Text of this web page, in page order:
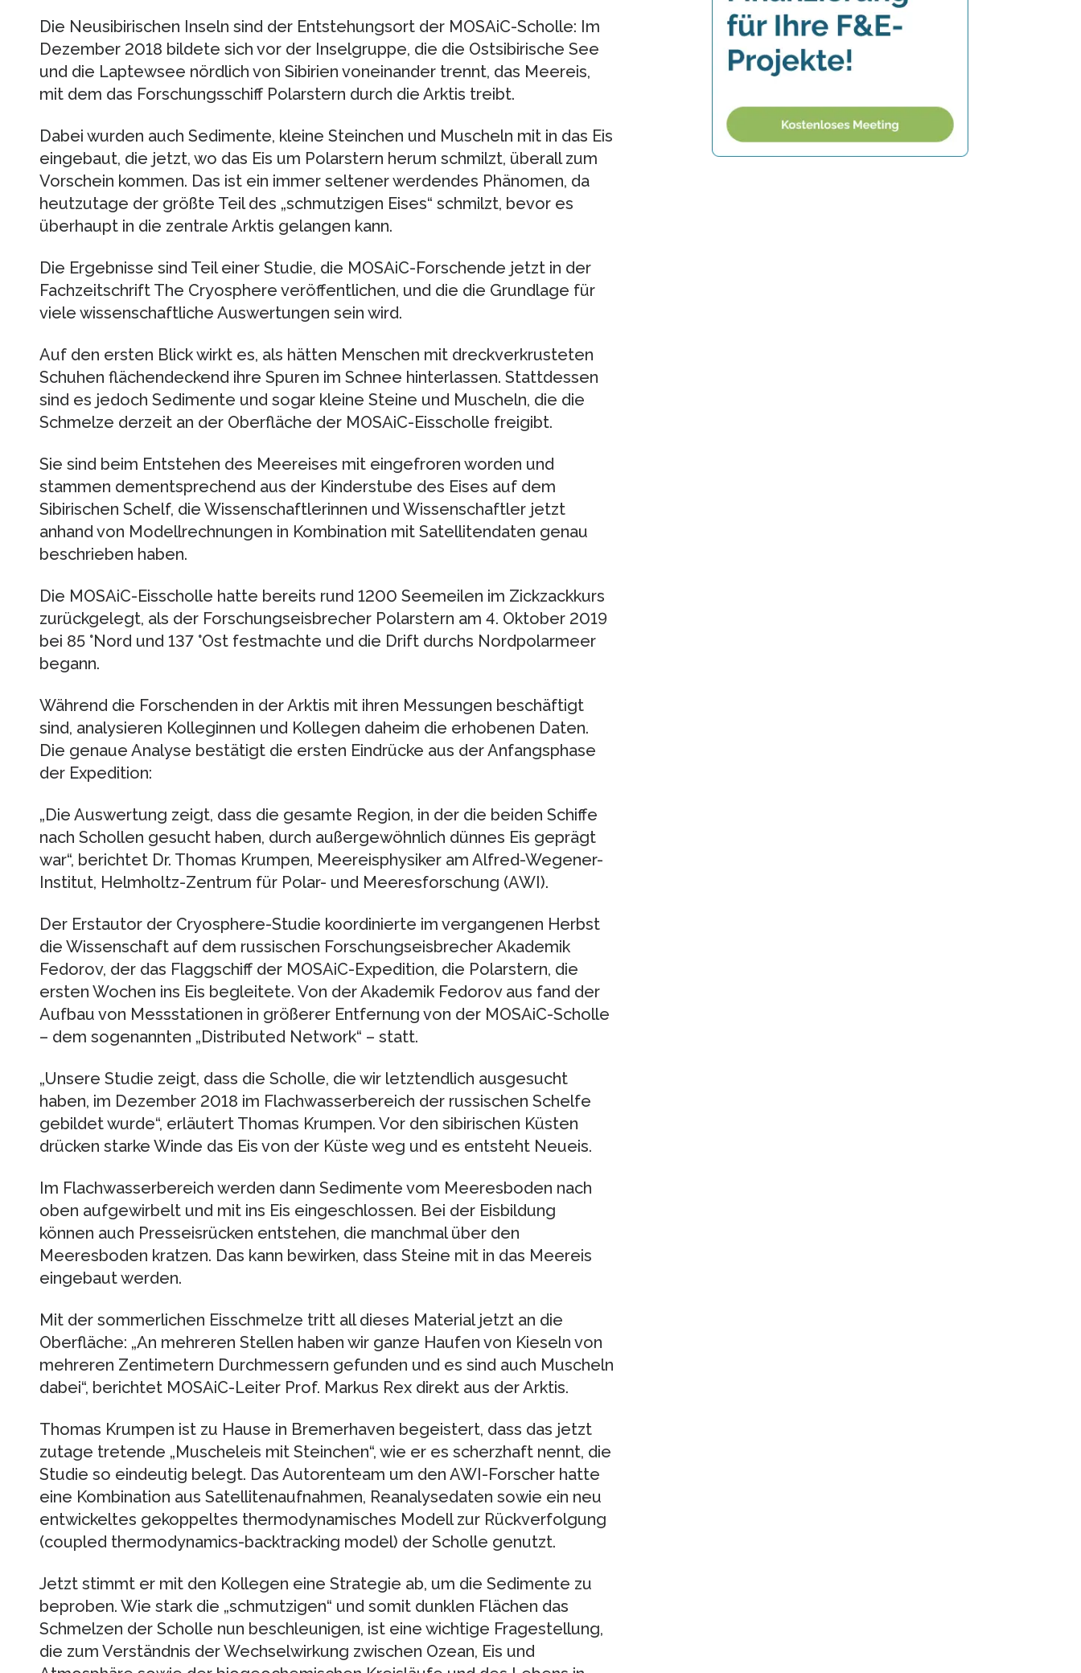
Die Neusibirischen Inseln sind der Entstehungsort der MOSAiC-Scholle: Im
Dezember 2018 bildete sich vor der Inselgruppe, die die Ostsibirische See
und die Laptewsee nördlich von Sibirien voneinander trennt, das Meereis,
mit dem das Forschungsschiff Polarstern durch die Arktis treibt.
Dabei wurden auch Sedimente, kleine Steinchen und Muscheln mit in das Eis
eingebaut, die jetzt, wo das Eis um Polarstern herum schmilzt, überall zum
Vorschein kommen. Das ist ein immer seltener werdendes Phänomen, da
heutzutage der größte Teil des „schmutzigen Eises“ schmilzt, bevor es
überhaupt in die zentrale Arktis gelangen kann.
Die Ergebnisse sind Teil einer Studie, die MOSAiC-Forschende jetzt in der
Fachzeitschrift The Cryosphere veröffentlichen, und die die Grundlage für
viele wissenschaftliche Auswertungen sein wird.
Auf den ersten Blick wirkt es, als hätten Menschen mit dreckverkrusteten
Schuhen flächendeckend ihre Spuren im Schnee hinterlassen. Stattdessen
sind es jedoch Sedimente und sogar kleine Steine und Muscheln, die die
Schmelze derzeit an der Oberfläche der MOSAiC-Eisscholle freigibt.
Sie sind beim Entstehen des Meereises mit eingefroren worden und
stammen dementsprechend aus der Kinderstube des Eises auf dem
Sibirischen Schelf, die Wissenschaftlerinnen und Wissenschaftler jetzt
anhand von Modellrechnungen in Kombination mit Satellitendaten genau
beschrieben haben.
Die MOSAiC-Eisscholle hatte bereits rund 1200 Seemeilen im Zickzackkurs
zurückgelegt, als der Forschungseisbrecher Polarstern am 4. Oktober 2019
bei 85 °Nord und 137 °Ost festmachte und die Drift durchs Nordpolarmeer
begann.
Während die Forschenden in der Arktis mit ihren Messungen beschäftigt
sind, analysieren Kolleginnen und Kollegen daheim die erhobenen Daten.
Die genaue Analyse bestätigt die ersten Eindrücke aus der Anfangsphase
der Expedition:
„Die Auswertung zeigt, dass die gesamte Region, in der die beiden Schiffe
nach Schollen gesucht haben, durch außergewöhnlich dünnes Eis geprägt
war“, berichtet Dr. Thomas Krumpen, Meereisphysiker am Alfred-Wegener-
Institut, Helmholtz-Zentrum für Polar- und Meeresforschung (AWI).
Der Erstautor der Cryosphere-Studie koordinierte im vergangenen Herbst
die Wissenschaft auf dem russischen Forschungseisbrecher Akademik
Fedorov, der das Flaggschiff der MOSAiC-Expedition, die Polarstern, die
ersten Wochen ins Eis begleitete. Von der Akademik Fedorov aus fand der
Aufbau von Messstationen in größerer Entfernung von der MOSAiC-Scholle
– dem sogenannten „Distributed Network“ – statt.
„Unsere Studie zeigt, dass die Scholle, die wir letztendlich ausgesucht
haben, im Dezember 2018 im Flachwasserbereich der russischen Schelfe
gebildet wurde“, erläutert Thomas Krumpen. Vor den sibirischen Küsten
drücken starke Winde das Eis von der Küste weg und es entsteht Neueis.
Im Flachwasserbereich werden dann Sedimente vom Meeresboden nach
oben aufgewirbelt und mit ins Eis eingeschlossen. Bei der Eisbildung
können auch Presseisrücken entstehen, die manchmal über den
Meeresboden kratzen. Das kann bewirken, dass Steine mit in das Meereis
eingebaut werden.
Mit der sommerlichen Eisschmelze tritt all dieses Material jetzt an die
Oberfläche: „An mehreren Stellen haben wir ganze Haufen von Kieseln von
mehreren Zentimetern Durchmessern gefunden und es sind auch Muscheln
dabei“, berichtet MOSAiC-Leiter Prof. Markus Rex direkt aus der Arktis.
Thomas Krumpen ist zu Hause in Bremerhaven begeistert, dass das jetzt
zutage tretende „Muscheleis mit Steinchen“, wie er es scherzhaft nennt, die
Studie so eindeutig belegt. Das Autorenteam um den AWI-Forscher hatte
eine Kombination aus Satellitenaufnahmen, Reanalysedaten sowie ein neu
entwickeltes gekoppeltes thermodynamisches Modell zur Rückverfolgung
(coupled thermodynamics-backtracking model) der Scholle genutzt.
Jetzt stimmt er mit den Kollegen eine Strategie ab, um die Sedimente zu
beproben. Wie stark die „schmutzigen“ und somit dunklen Flächen das
Schmelzen der Scholle nun beschleunigen, ist eine wichtige Fragestellung,
die zum Verständnis der Wechselwirkung zwischen Ozean, Eis und